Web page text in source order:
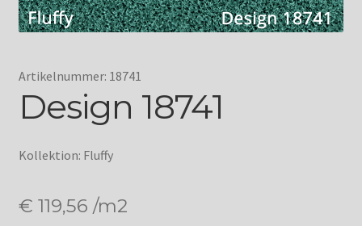
Artikelnummer: 18741
Design 18741
Kollektion: Fluffy
€ 119,56 /m2